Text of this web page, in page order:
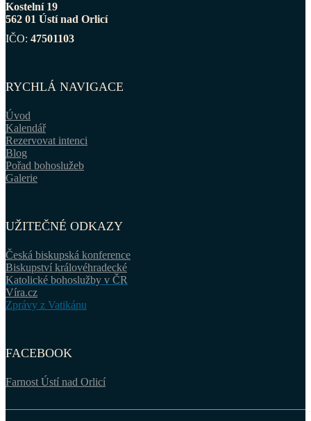
Kostelní 19
562 01 Ústí nad Orlicí
IČO: 47501103
RYCHLÁ NAVIGACE
Úvod
Kalendář
Rezervovat intenci
Blog
Pořad bohoslužeb
Galerie
UŽITEČNÉ ODKAZY
Česká biskupská konference
Biskupství královéhradecké
Katolické bohoslužby v ČR
Víra.cz
Zprávy z Vatikánu
FACEBOOK
Farnost Ústí nad Orlicí